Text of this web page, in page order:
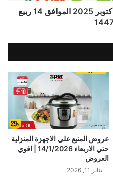
عروض العثيم اليوم الاثنين 6 أكتوبر 2025 الموافق 14 ربيع
عروض المنيع علي الاجهزة المنزلية
حتي الاربعاء 14/1/2026 | اقوي
العروض
يناير 11, 2026